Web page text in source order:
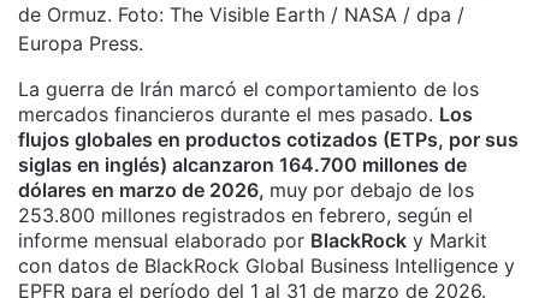
de Ormuz. Foto: The Visible Earth / NASA / dpa /
Europa Press.
La guerra de Irán marcó el comportamiento de los
mercados financieros durante el mes pasado. Los
flujos globales en productos cotizados (ETPs, por sus
siglas en inglés) alcanzaron 164.700 millones de
dólares en marzo de 2026, muy por debajo de los
253.800 millones registrados en febrero, según el
informe mensual elaborado por BlackRock y Markit
con datos de BlackRock Global Business Intelligence y
EPFR para el período del 1 al 31 de marzo de 2026.